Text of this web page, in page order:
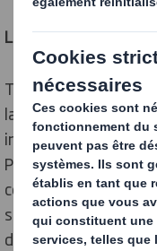
La blockchain pour
Technologie à
la blockchain permet
informations, de
Par extension, elle
contenant les
ses utilisateurs
d’intermédiaires, elle